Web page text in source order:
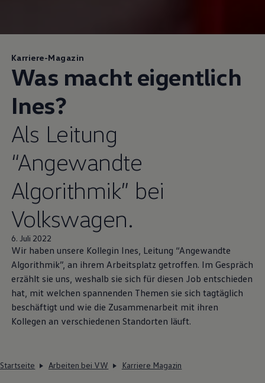
Karriere-Magazin
Was macht eigentlich
Ines?
Als Leitung
“Angewandte
Algorithmik” bei
Volkswagen.
6. Juli 2022
Wir haben unsere Kollegin Ines, Leitung “Angewandte
Algorithmik”, an ihrem Arbeitsplatz getroffen. Im Gespräch
erzählt sie uns, weshalb sie sich für diesen Job entschieden
hat, mit welchen spannenden Themen sie sich tagtäglich
beschäftigt und wie die Zusammenarbeit mit ihren
Kollegen an verschiedenen Standorten läuft.
Startseite Arbeiten bei VW Karriere Magazin